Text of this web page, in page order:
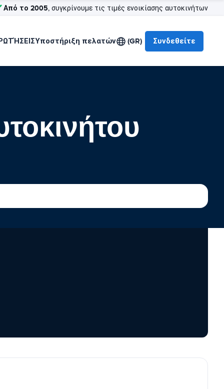
Από το 2005, συγκρίνουμε τις τιμές ενοικίασης αυτοκινήτων
Υποστήριξη πελατών (GR) Συνδεθείτε